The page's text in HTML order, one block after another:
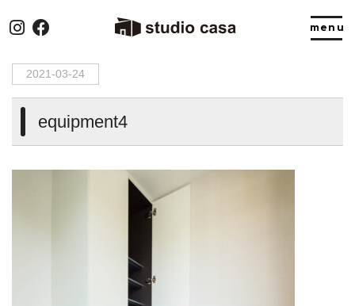
HOME equipment4
2021-03-24
equipment4